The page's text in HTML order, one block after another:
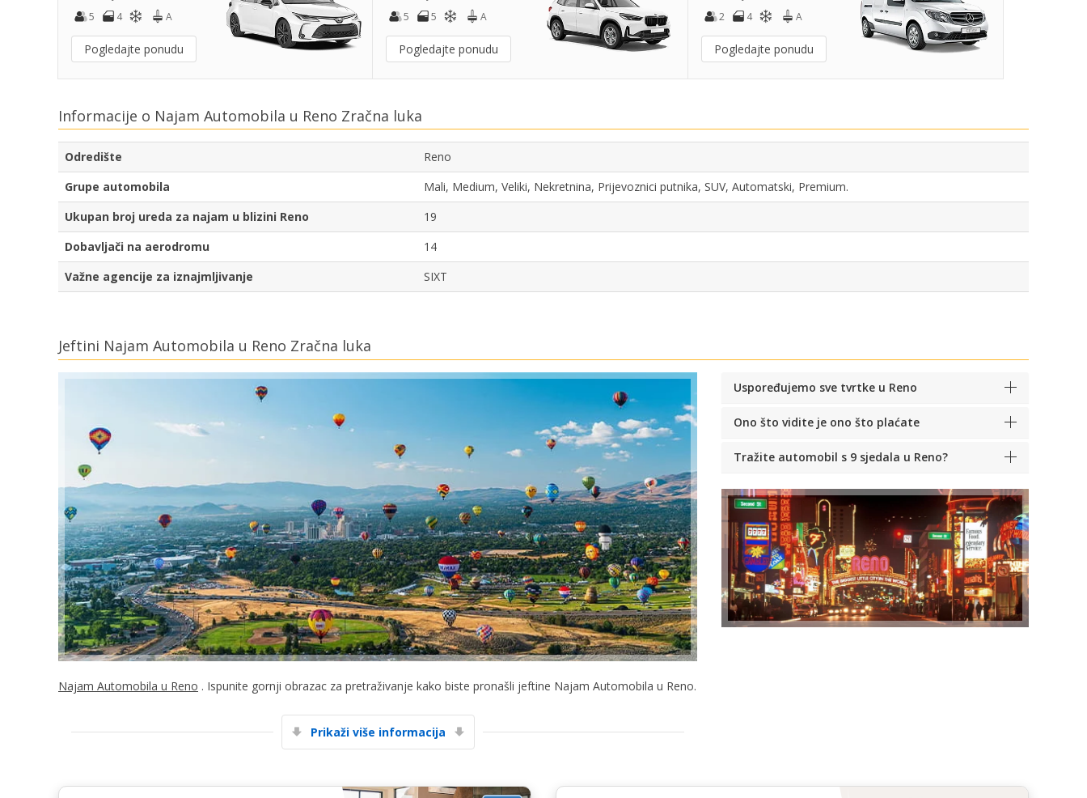
5
4 A
Pogledajte ponudu
5
5 A
Pogledajte ponudu
2
4 A
Pogledajte ponudu
Informacije o Najam Automobila u Reno Zračna luka
Odredište
Reno
Grupe automobila
Mali, Medium, Veliki, Nekretnina, Prijevoznici putnika, SUV, Automatski, Premium.
Ukupan broj ureda za najam u blizini Reno
19
Dobavljači na aerodromu
14
Važne agencije za iznajmljivanje
SIXT
Jeftini Najam Automobila u Reno Zračna luka
Najam Automobila u Reno . Ispunite gornji obrazac za pretraživanje kako biste pronašli jeftine Najam Automobila u Reno.
Prikaži više informacija
Uspoređujemo sve tvrtke u Reno
Ono što vidite je ono što plaćate
Tražite automobil s 9 sjedala u Reno?
Posebni popusti
Pristupite ekskluzivnim ponudama naših